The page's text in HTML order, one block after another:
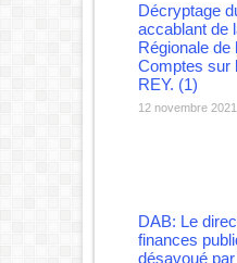
Décryptage
accablant de
Régionale de
Comptes sur
REY. (1)
12 novembre 2021
DAB: Le
finances
désavoué